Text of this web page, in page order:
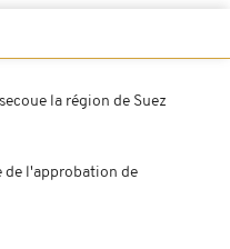
la région de Suez
de l'approbation de